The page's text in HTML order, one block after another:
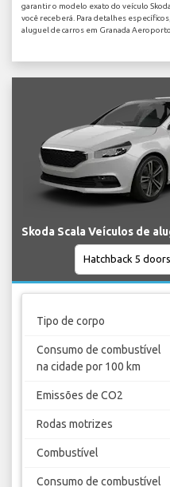
garantir o modelo exato do veículo
você receberá. Para detalhes
aluguel de carros em Granada Aeroporto.
Skoda Scala Veículos de
Tipo de corpo
Consumo de combustível
na cidade por 100 km
Emissões de CO2
Rodas motrizes
Combustível
Consumo de combustível